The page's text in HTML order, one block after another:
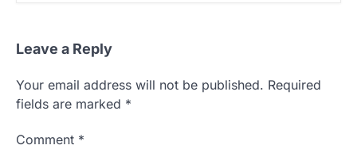
Leave a Reply
Your email address will not be published. Required
fields are marked *
Comment *